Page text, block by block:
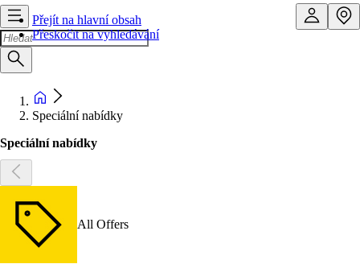
Přejít na hlavní obsah
Přeskočit na vyhledávání
Speciální nabídky
Speciální nabídky
All Offers